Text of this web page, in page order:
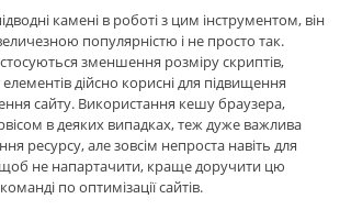
камені в роботі з цим інструментом, він
популярністю і не просто так.
зменшення розміру скриптів,
дійсно корисні для підвищення
сайту. Використання кешу браузера,
в деяких випадках, теж дуже важлива
ресурсу, але зовсім непроста навіть для
не напартачити, краще доручити цю
по оптимізації сайтів.